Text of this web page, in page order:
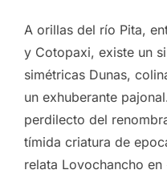
A orillas del río Pita,
y Cotopaxi, existe un
simétricas Dunas,
un exhuberante
perdilecto del
tímida criatura de
relata Lovochancho en